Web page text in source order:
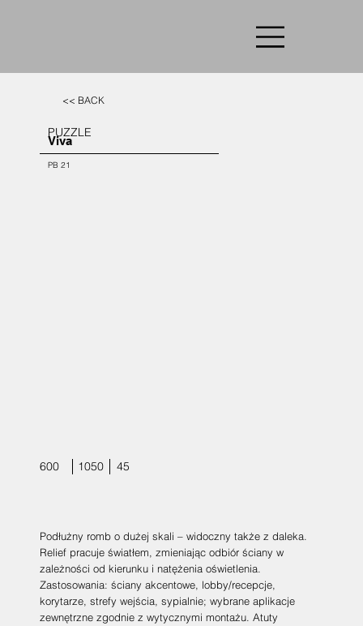
<< BACK
PUZZLE
Viva
PB 21
600 1050 45
Podłużny romb o dużej skali – widoczny także z daleka.
Relief pracuje światłem, zmieniając odbiór ściany w
zależności od kierunku i natężenia oświetlenia.
Zastosowania: ściany akcentowe, lobby/recepcje,
korytarze, strefy wejścia, sypialnie; wybrane aplikacje
zewnętrzne zgodnie z wytycznymi montażu. Atuty